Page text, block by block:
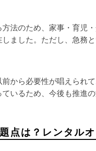
法のため、家事・育児
ました。ただし、急務
から必要性が唱えられ
いるため、今後も推進
点は？レンタル